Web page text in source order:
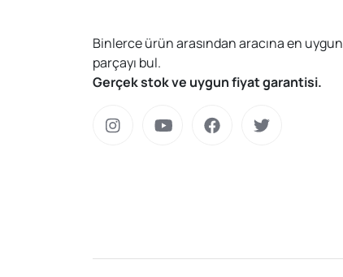
Binlerce ürün arasından aracına en uygun
parçayı bul.
Gerçek stok ve uygun fiyat garantisi.